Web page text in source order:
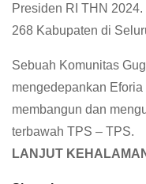
Presiden RI THN
268 Kabupaten di
Sebuah Komunitas
mengedepankan
membangun dan
terbawah TPS – TPS.
LANJUT